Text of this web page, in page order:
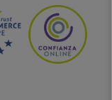
Si estoy contento